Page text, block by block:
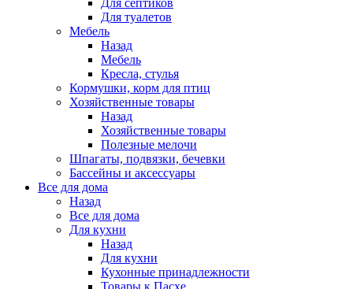
Для септиков
Для туалетов
Мебель
Назад
Мебель
Кресла, стулья
Кормушки, корм для птиц
Хозяйственные товары
Назад
Хозяйственные товары
Полезные мелочи
Шпагаты, подвязки, бечевки
Бассейны и аксессуары
Все для дома
Назад
Все для дома
Для кухни
Назад
Для кухни
Кухонные принадлежности
Товары к Пасхе